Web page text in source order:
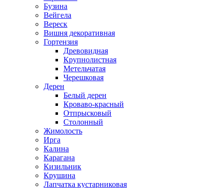
Бузина
Вейгела
Вереск
Вишня декоративная
Гортензия
Древовидная
Крупнолистная
Метельчатая
Черешковая
Дерен
Белый дерен
Кроваво-красный
Отпрысковый
Столонный
Жимолость
Ирга
Калина
Карагана
Кизильник
Крушина
Лапчатка кустарниковая